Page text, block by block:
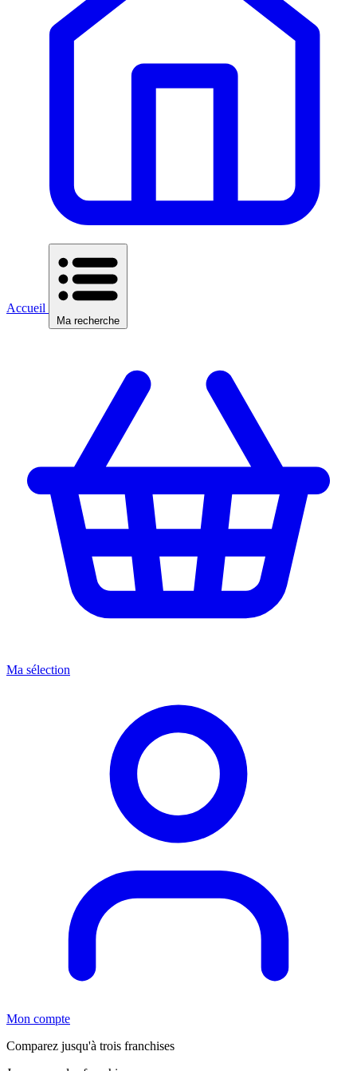
Accueil
Ma recherche
Ma sélection
Mon compte
Comparez jusqu'à trois franchises